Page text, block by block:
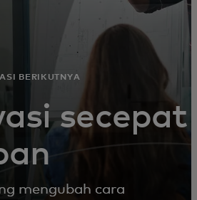
BERIKUTNYA
secepat
mengubah cara